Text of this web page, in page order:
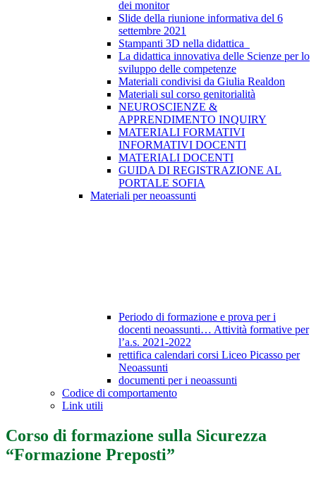
dei monitor
Slide della riunione informativa del 6
settembre 2021
Stampanti 3D nella didattica
La didattica innovativa delle Scienze per lo
sviluppo delle competenze
Materiali condivisi da Giulia Realdon
Materiali sul corso genitorialità
NEUROSCIENZE &
APPRENDIMENTO INQUIRY
MATERIALI FORMATIVI
INFORMATIVI DOCENTI
MATERIALI DOCENTI
GUIDA DI REGISTRAZIONE AL
PORTALE SOFIA
Materiali per neoassunti
Periodo di formazione e prova per i
docenti neoassunti… Attività formative per
l’a.s. 2021-2022
rettifica calendari corsi Liceo Picasso per
Neoassunti
documenti per i neoassunti
Codice di comportamento
Link utili
Corso di formazione sulla Sicurezza
“Formazione Preposti”